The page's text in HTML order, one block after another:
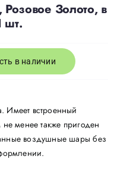
Золото, в
шт.
в наличии
встроенный
менее также пригоден
воздушные шары без